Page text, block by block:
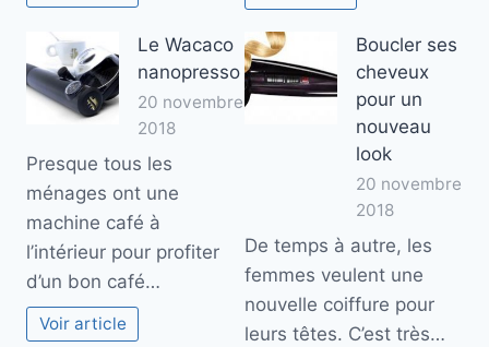
Le Wacaco
nanopresso
20 novembre
2018
Presque tous les
ménages ont une
machine café à
l’intérieur pour profiter
d’un bon café…
Voir article
Boucler ses
cheveux
pour un
nouveau
look
20 novembre
2018
De temps à autre, les
femmes veulent une
nouvelle coiffure pour
leurs têtes. C’est très…